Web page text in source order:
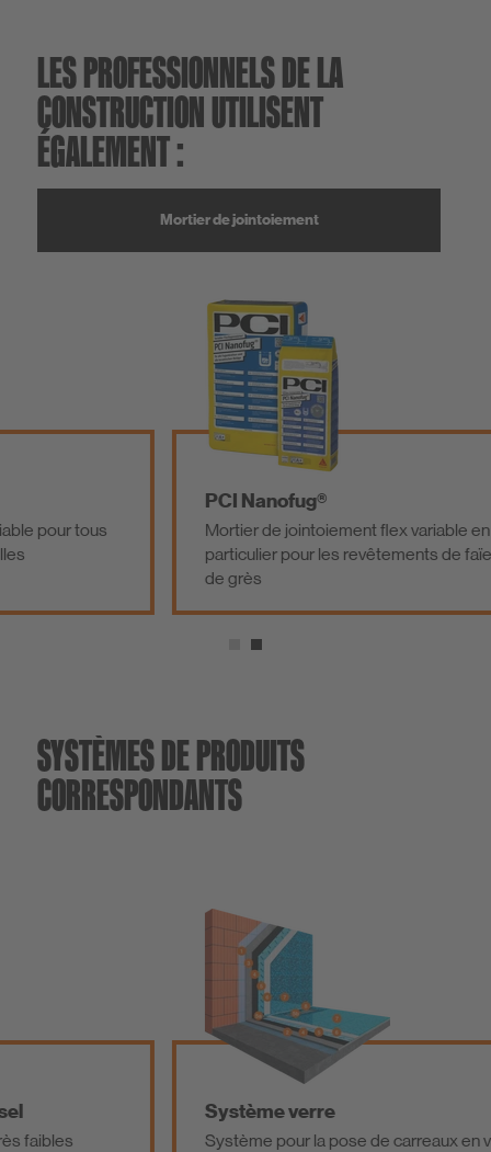
LES PROFESSIONNELS DE LA
CONSTRUCTION UTILISENT
ÉGALEMENT :
Mortier de jointoiement
tous
PCI Nanofug®
Mortier de jointoiement flex variable en
particulier pour les revêtements de faïence et
de grès
SYSTÈMES DE PRODUITS
CORRESPONDANTS
Système verre
Système pour la pose de carreaux en verre et